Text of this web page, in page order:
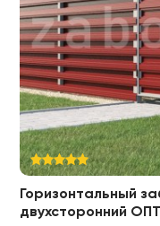
Горизонтальный
двухсторонний